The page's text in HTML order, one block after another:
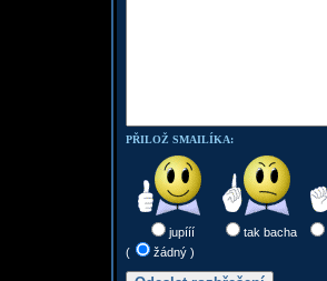
PŘILOŽ SMAILÍKA:
jupííí tak bacha
(
žádný )